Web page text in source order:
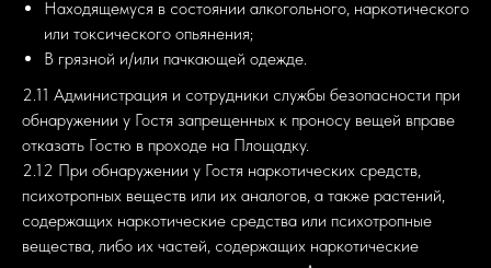
Находящемуся в состоянии алкогольного, наркотического
или токсического опьянения;
В грязной и/или пачкающей одежде.
2.11 Администрация и сотрудники службы безопасности при
обнаружении у Гостя запрещенных к проносу вещей вправе
отказать Гостю в проходе на Площадку.
2.12 При обнаружении у Гостя наркотических средств,
психотропных веществ или их аналогов, а также растений,
содержащих наркотические средства или психотропные
вещества, либо их частей, содержащих наркотические